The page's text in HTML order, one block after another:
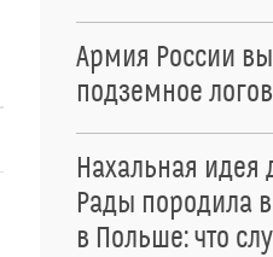
Армия России
подземное
Нахальная идея
Рады породила
в Польше: что